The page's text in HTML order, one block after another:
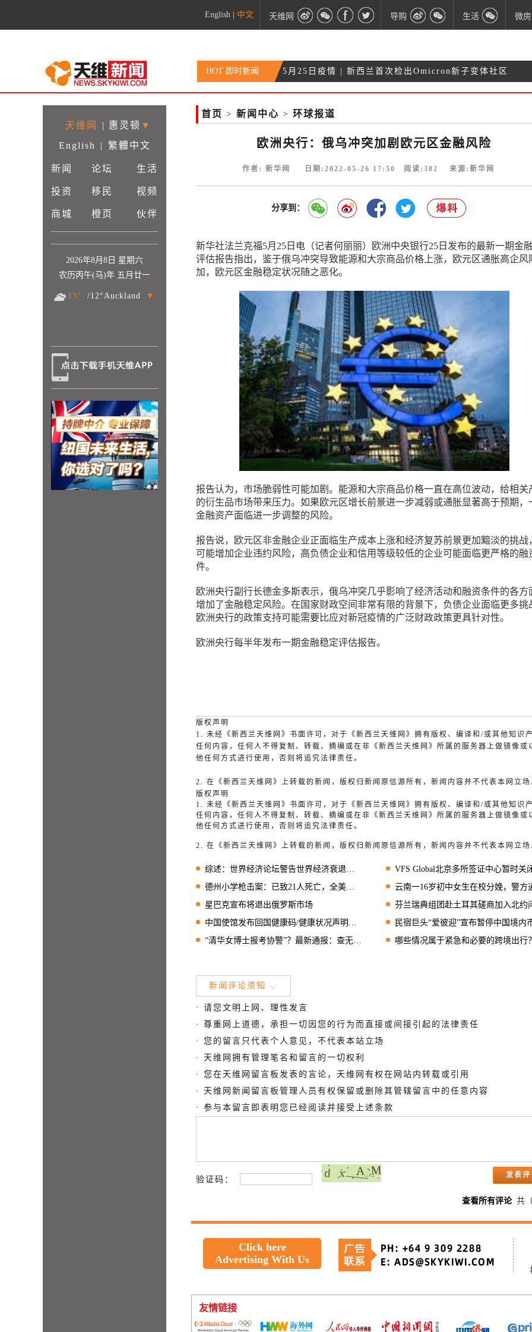
English 中文 天维网 导购 生活 微
HOT 即时新闻 5月25日疫情 | 新西兰首次检出Omicron新子变体社区
病例
昨夜又不太平！奥克兰发生两起枪击案！多处房屋受
损！
天维网 | 惠灵顿 ▼
English
| 繁體中文
新闻 论坛 生活
投资 移民 视频
商城 橙页 伙伴
2026年8月8日 星期六
农历丙午(马)年 五月廿一
13° /12°Auckland ▼
首页 > 新闻中心 > 环球报道
欧洲央行：俄乌冲突加剧欧元区金融风险
作者: 新华网 日期:2022-05-26 17:50 阅读: 382 来源:新华网
分享到：
新华社法兰克福5月25日电（记者何丽丽）欧洲中央银行25日发布的最新一期金
评估报告指出，鉴于俄乌冲突导致能源和大宗商品价格上涨，欧元区通胀高企风
加，欧元区金融稳定状况随之恶化。
报告认为，市场脆弱性可能加剧。能源和大宗商品价格一直在高位波动，给相关
的衍生品市场带来压力。如果欧元区增长前景进一步减弱或通胀显著高于预期，
金融资产面临进一步调整的风险。
报告说，欧元区非金融企业正面临生产成本上涨和经济复苏前景更加黯淡的挑战
可能增加企业违约风险，高负债企业和信用等级较低的企业可能面临更严格的融
件。
欧洲央行副行长德金多斯表示，俄乌冲突几乎影响了经济活动和融资条件的各方
增加了金融稳定风险。在国家财政空间非常有限的背景下，负债企业面临更多挑
欧洲央行的政策支持可能需要比应对新冠疫情的广泛财政政策更具针对性。
欧洲央行每半年发布一期金融稳定评估报告。
版权声明
1. 未经《新西兰天维网》书面许可，对于《新西兰天维网》拥有版权、编译和/或其他知识
任何内容，任何人不得复制、转载、摘编或在非《新西兰天维网》所属的服务器上做镜像或
他任何方式进行使用，否则将追究法律责任。
2. 在《新西兰天维网》上转载的新闻，版权归新闻原信源所有，新闻内容并不代表本网立场
版权声明
1. 未经《新西兰天维网》书面许可，对于《新西兰天维网》拥有版权、编译和/或其他知识
任何内容，任何人不得复制、转载、摘编或在非《新西兰天维网》所属的服务器上做镜像或
他任何方式进行使用，否则将追究法律责任。
2. 在《新西兰天维网》上转载的新闻，版权归新闻原信源所有，新闻内容并不代表本网立场
综述：世界经济论坛警告世界经济衰退风险
VFS Global北京多所签证中心暂时关闭 包括新西
德州小学枪击案：已致21人死亡，全美各地悼念遇难者
云南一16岁初中女生在校分娩，警方通报
星巴克宣布将退出俄罗斯市场
芬兰瑞典组团赴土耳其磋商加入北约
中国使馆发布回国健康码/健康状况声明书申请指南
民宿巨头“爱彼迎”宣布暂停中国境内
“清华女博士报考协警”？最新通报：查无此人
哪些情况属于紧急和必要的跨境出行？中国国家移民管理局回应
新闻评论须知
· 请您文明上网、理性发言
· 尊重网上道德，承担一切因您的行为而直接或间接引起的法律责任
· 您的留言只代表个人意见，不代表本站立场
· 天维网拥有管理笔名和留言的一切权利
· 您在天维网留言板发表的言论，天维网有权在网站内转载或引用
· 天维网新闻留言板管理人员有权保留或删除其管辖留言中的任意内容
· 参与本留言即表明您已经阅读并接受上述条款
验证码：
查看所有评论共（
Click here
Advertising With Us
友情链接